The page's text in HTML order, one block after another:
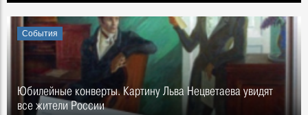
События
Юбилейные конверты. Картину Льва Нецветаева увидят
все жители России